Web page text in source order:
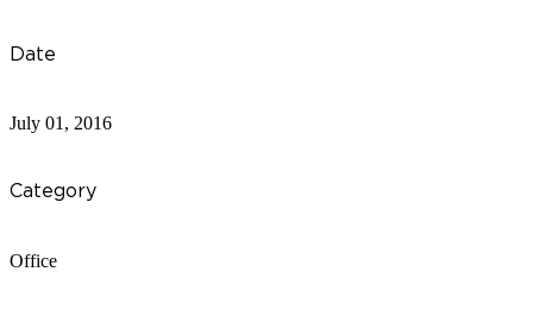
Date
July 01, 2016
Category
Office